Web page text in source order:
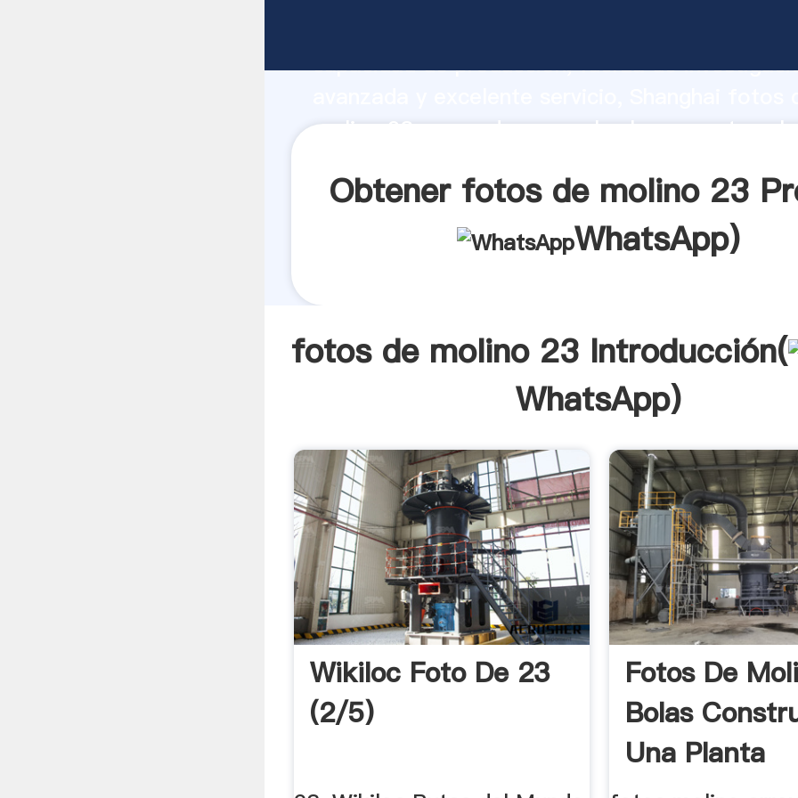
capacidad de producción, fuerza de
molino 23 proveedor crea el valor y aporta
Obtener fotos de molino 23
WhatsApp)
fotos de molino 23 Introducción(
WhatsApp)
Wikiloc Foto De 23
(2/5)
Fotos De
Bolas
Una Planta